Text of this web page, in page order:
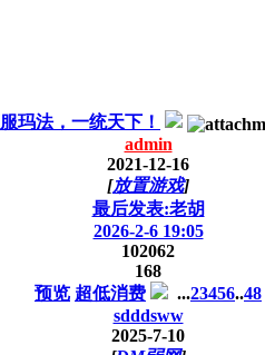
玛法，一统天下！
admin
2021-12-16
[放置游戏]
最后发表:老胡
2026-2-6 19:05
102062
168
预览 超低消费 ...23456..48
sdddsww
2025-7-10